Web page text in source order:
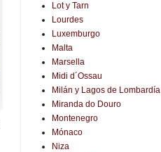
Lot y Tarn
Lourdes
Luxemburgo
Malta
Marsella
Midi d´Ossau
Milán y Lagos de Lombardía
Miranda do Douro
Montenegro
Mónaco
Niza